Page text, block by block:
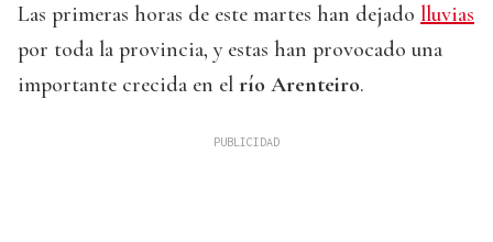
Las primeras horas de este martes han dejado lluvias
por toda la provincia, y estas han provocado una
importante crecida en el río Arenteiro.